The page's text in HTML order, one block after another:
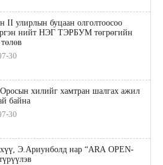
улирлын буцаан олголтоосоо
нийт НЭГ ТЭРБУМ төгрөгийн
30
хилийг хамтран шалгах ажил
байна
30
Э.Ариунболд нар “ARA OPEN-